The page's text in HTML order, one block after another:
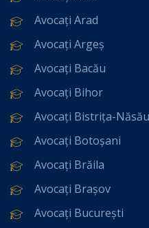
Avocați Arad
Avocați Argeș
Avocați Bacău
Avocați Bihor
Avocați Bistrița-
Avocați Botoșani
Avocați Brăila
Avocați Brașov
Avocați București